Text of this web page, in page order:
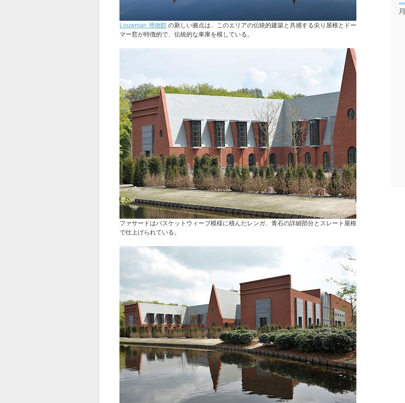
Louwman 博物館 の新しい拠点は、このエリアの伝統的建築と共感する尖り屋根とドー
マー窓が特徴的で、伝統的な車庫を模している。
ファサードはバスケットウィーブ模様に積んだレンガ、青石の詳細部分とスレート屋根
で仕上げられている。